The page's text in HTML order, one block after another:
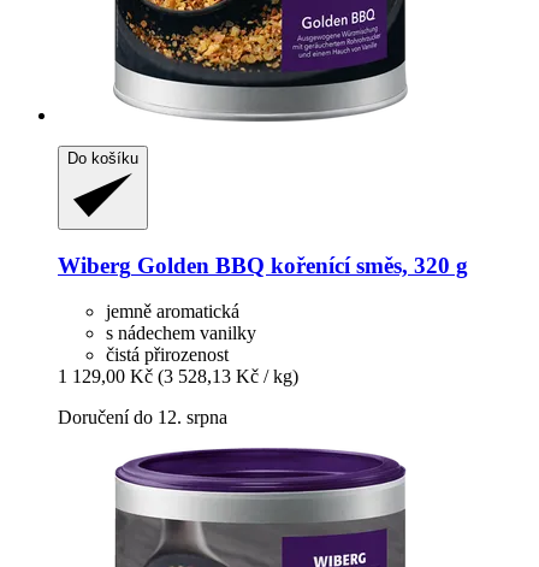
Do košíku
Wiberg Golden BBQ kořenící směs, 320 g
jemně aromatická
s nádechem vanilky
čistá přirozenost
1 129,00 Kč (3 528,13 Kč / kg)
Doručení do 12. srpna